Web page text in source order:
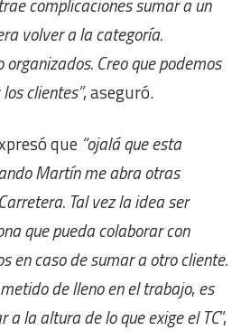
volver a la categoría.
Creo que podemos
clientes”, aseguró.
que “ojalá que esta
Martín me abra otras
Tal vez la idea ser
que pueda colaborar con
en caso de sumar a otro cliente.
de lleno en el trabajo, es
la altura de lo que exige el TC”,